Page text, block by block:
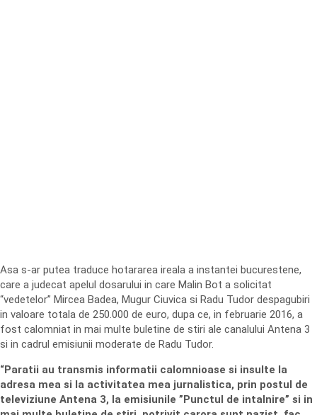
Asa s-ar putea traduce hotararea ireala a instantei bucurestene,
care a judecat apelul dosarului in care Malin Bot a solicitat
“vedetelor” Mircea Badea, Mugur Ciuvica si Radu Tudor despagubiri
in valoare totala de 250.000 de euro, dupa ce, in februarie 2016, a
fost calomniat in mai multe buletine de stiri ale canalului Antena 3
si in cadrul emisiunii moderate de Radu Tudor.
“Paratii au transmis informatii calomnioase si insulte la
adresa mea si la activitatea mea jurnalistica, prin postul de
televiziune Antena 3, la emisiunile ”Punctul de intalnire” si in